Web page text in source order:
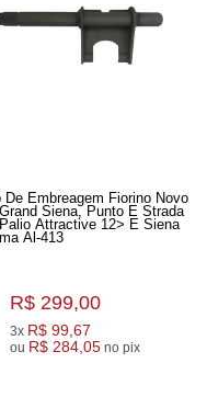
De Embreagem Fiorino Novo
Siena, Punto E Strada
Attractive 12> E Siena
Al-413
R$ 299,00
3x R$ 99,67
ou R$ 284,05 no pix